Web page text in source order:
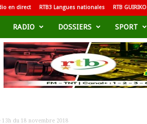
en direct RTB3 Langues nationales RTB GUIRIKO
RADIO DOSSIERS SPORT
13h du 18 novembre 2018